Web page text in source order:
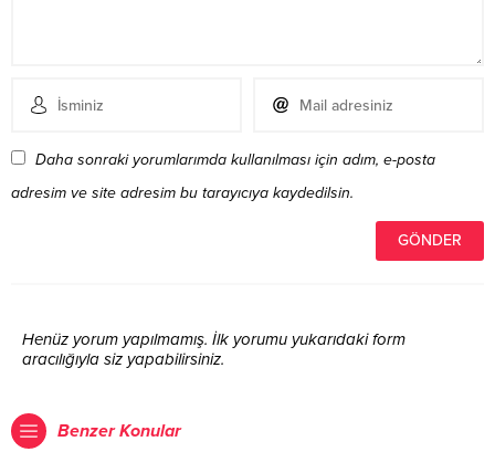
Daha sonraki yorumlarımda kullanılması için adım, e-posta
adresim ve site adresim bu tarayıcıya kaydedilsin.
Henüz yorum yapılmamış. İlk yorumu yukarıdaki form
aracılığıyla siz yapabilirsiniz.
Benzer Konular